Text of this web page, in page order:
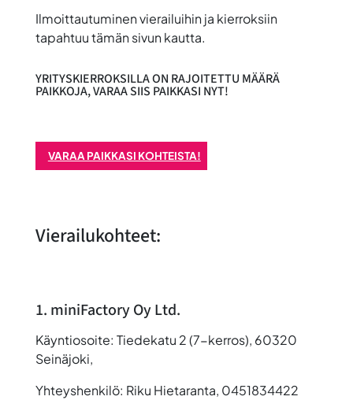
Ilmoittautuminen vierailuihin ja kierroksiin
tapahtuu tämän sivun kautta.
YRITYSKIERROKSILLA ON RAJOITETTU MÄÄRÄ
PAIKKOJA, VARAA SIIS PAIKKASI NYT!
VARAA PAIKKASI KOHTEISTA!
Vierailukohteet:
1. miniFactory Oy Ltd.
Käyntiosoite: Tiedekatu 2 (7-kerros), 60320
Seinäjoki,
Yhteyshenkilö: Riku Hietaranta, 0451834422